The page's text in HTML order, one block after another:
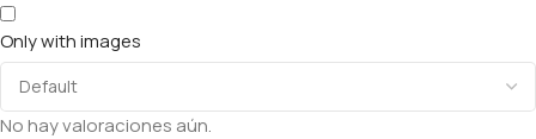
Only with images
No hay valoraciones aún.